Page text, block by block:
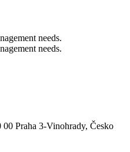
needs.
needs.
Praha 3-Vinohrady, Česko